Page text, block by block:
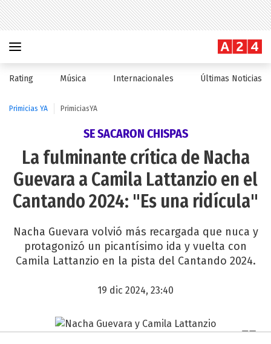
Rating Música Internacionales Últimas Noticias
Primicias YA PrimiciasYA
SE SACARON CHISPAS
La fulminante crítica de Nacha
Guevara a Camila Lattanzio en el
Cantando 2024: "Es una ridícula"
Nacha Guevara volvió más recargada que nuca y
protagonizó un picantísimo ida y vuelta con
Camila Lattanzio en la pista del Cantando 2024.
19 dic 2024, 23:40